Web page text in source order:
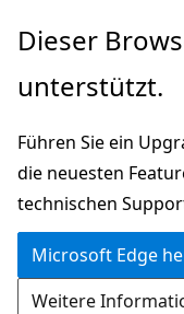
Zu
wechseln
Dieser
unterstützt.
Führen Sie ein
die neuesten
technischen
Microsoft Edge
Weitere